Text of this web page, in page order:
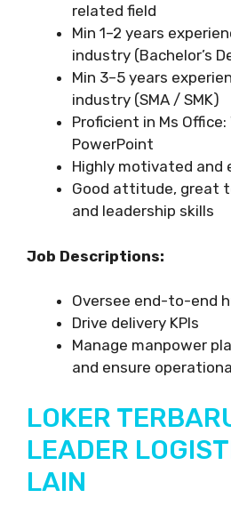
related field
Min 1–2 years
industry (Bachelor’s
Min 3–5 years
industry (SMA / SMK)
Proficient in Ms Office:
PowerPoint
Highly motivated and
Good attitude, great
and leadership skills
Job Descriptions:
Oversee end-to-end
Drive delivery KPIs
Manage manpower
and ensure
LOKER
LEADER
LAIN